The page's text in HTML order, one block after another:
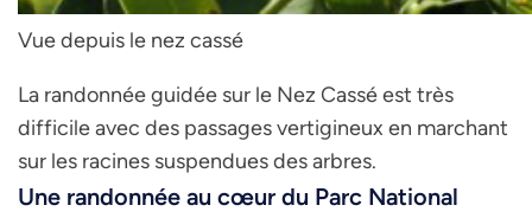
Vue depuis le nez cassé
La randonnée guidée sur le Nez Cassé est très
difficile avec des passages vertigineux en marchant
sur les racines suspendues des arbres.
Une randonnée au cœur du Parc National